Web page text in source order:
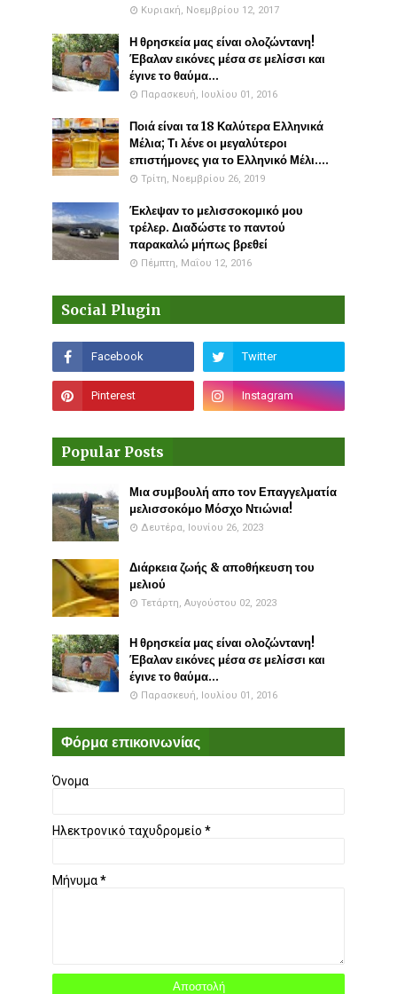
Κυριακή, Νοεμβρίου 12, 2017
Η θρησκεία μας είναι ολοζώντανη!
Έβαλαν εικόνες μέσα σε μελίσσι και
έγινε το θαύμα...
Παρασκευή, Ιουλίου 01, 2016
Ποιά είναι τα 18 Καλύτερα Ελληνικά
Μέλια; Τι λένε οι μεγαλύτεροι
επιστήμονες για το Ελληνικό Μέλι....
Τρίτη, Νοεμβρίου 26, 2019
Έκλεψαν το μελισσοκομικό μου
τρέλερ. Διαδώστε το παντού
παρακαλώ μήπως βρεθεί
Πέμπτη, Μαΐου 12, 2016
Social Plugin
Popular Posts
Μια συμβουλή απο τον Επαγγελματία
μελισσοκόμο Μόσχο Ντιώνια!
Δευτέρα, Ιουνίου 26, 2023
Διάρκεια ζωής & αποθήκευση του
μελιού
Τετάρτη, Αυγούστου 02, 2023
Η θρησκεία μας είναι ολοζώντανη!
Έβαλαν εικόνες μέσα σε μελίσσι και
έγινε το θαύμα...
Παρασκευή, Ιουλίου 01, 2016
Φόρμα επικοινωνίας
Όνομα
Ηλεκτρονικό ταχυδρομείο *
Μήνυμα*